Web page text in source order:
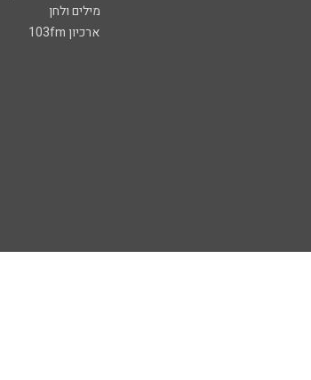
מילים ולחן
ארכיון 103fm